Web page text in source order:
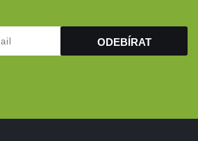
ODEBÍRAT